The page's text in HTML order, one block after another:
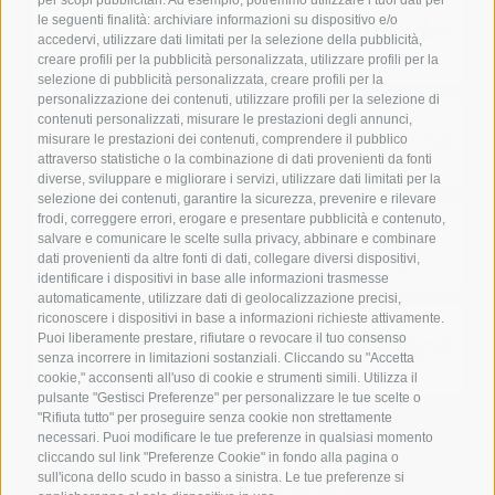
le seguenti finalità: archiviare informazioni su dispositivo e/o
accedervi, utilizzare dati limitati per la selezione della pubblicità,
creare profili per la pubblicità personalizzata, utilizzare profili per la
selezione di pubblicità personalizzata, creare profili per la
personalizzazione dei contenuti, utilizzare profili per la selezione di
contenuti personalizzati, misurare le prestazioni degli annunci,
misurare le prestazioni dei contenuti, comprendere il pubblico
attraverso statistiche o la combinazione di dati provenienti da fonti
diverse, sviluppare e migliorare i servizi, utilizzare dati limitati per la
selezione dei contenuti, garantire la sicurezza, prevenire e rilevare
frodi, correggere errori, erogare e presentare pubblicità e contenuto,
salvare e comunicare le scelte sulla privacy, abbinare e combinare
dati provenienti da altre fonti di dati, collegare diversi dispositivi,
identificare i dispositivi in base alle informazioni trasmesse
automaticamente, utilizzare dati di geolocalizzazione precisi,
riconoscere i dispositivi in base a informazioni richieste attivamente.
Puoi liberamente prestare, rifiutare o revocare il tuo consenso
senza incorrere in limitazioni sostanziali. Cliccando su "Accetta
cookie," acconsenti all'uso di cookie e strumenti simili. Utilizza il
pulsante "Gestisci Preferenze" per personalizzare le tue scelte o
"Rifiuta tutto" per proseguire senza cookie non strettamente
necessari. Puoi modificare le tue preferenze in qualsiasi momento
cliccando sul link "Preferenze Cookie" in fondo alla pagina o
sull'icona dello scudo in basso a sinistra. Le tue preferenze si